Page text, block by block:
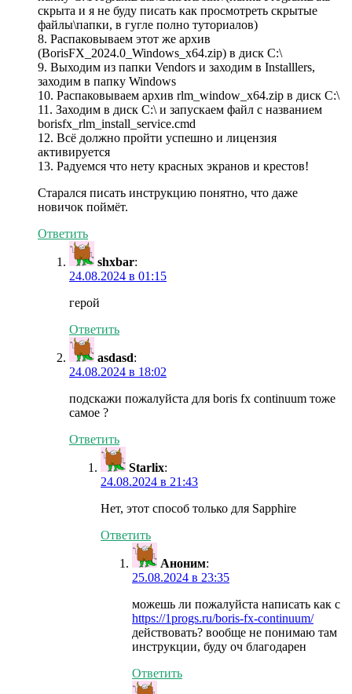
скрыта и я не буду писать как просмотреть скрытые
файлы\папки, в гугле полно туториалов)
8. Распаковываем этот же архив
(BorisFX_2024.0_Windows_x64.zip) в диск C:\
9. Выходим из папки Vendors и заходим в Installlers,
заходим в папку Windows
10. Распаковываем архив rlm_window_x64.zip в диск C:\
11. Заходим в диск C:\ и запускаем файл с названием
borisfx_rlm_install_service.cmd
12. Всё должно пройти успешно и лицензия
активируется
13. Радуемся что нету красных экранов и крестов!
Старался писать инструкцию понятно, что даже
новичок поймёт.
Ответить
shxbar:
24.08.2024 в 01:15
герой
Ответить
asdasd:
24.08.2024 в 18:02
подскажи пожалуйста для boris fx continuum тоже
самое ?
Ответить
Starlix:
24.08.2024 в 21:43
Нет, этот способ только для Sapphire
Ответить
Аноним:
25.08.2024 в 23:35
можешь ли пожалуйста написать как с
https://1progs.ru/boris-fx-continuum/
действовать? вообще не понимаю там
инструкции, буду оч благодарен
Ответить